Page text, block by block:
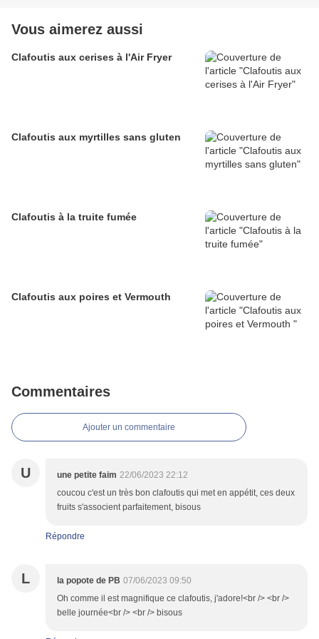
Vous aimerez aussi
Clafoutis aux cerises à l'Air Fryer
Clafoutis aux myrtilles sans gluten
Clafoutis à la truite fumée
Clafoutis aux poires et Vermouth
Commentaires
Ajouter un commentaire
U une petite faim 22/06/2023 22:12
coucou c'est un très bon clafoutis qui met en appétit, ces deux
fruits s'associent parfaitement, bisous
Répondre
L la popote de PB 07/06/2023 09:50
Oh comme il est magnifique ce clafoutis, j'adore!<br /> <br />
belle journée<br /> <br /> bisous